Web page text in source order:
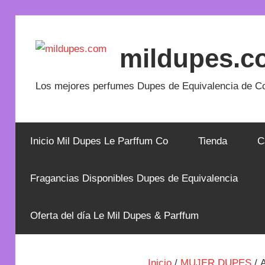
Los mejores perfumes Dupes de Equivalencia de
Inicio Mil Dupes Le Parffum Co Tienda
Fragancias Disponibles Dupes de Equivalencia
Oferta del día Le Mil Dupes & Parffum